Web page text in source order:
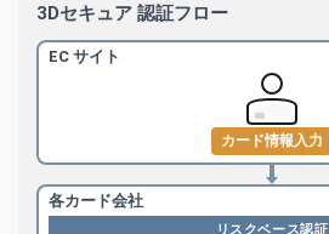
3Dセキュア 認証フロー
EC サイト
カード情報入力
各カード会社
リスクベース認証